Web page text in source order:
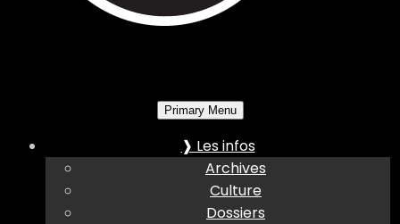
Primary Menu
❱ Les infos
Archives
Culture
Dossiers